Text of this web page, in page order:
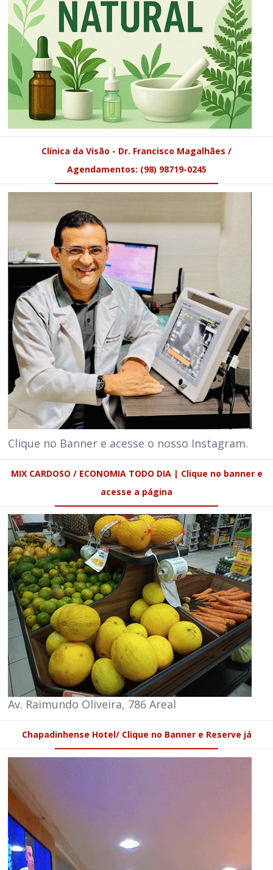
Clínica da Visão - Dr. Francisco Magalhães /
Agendamentos: (98) 98719-0245
Clique no Banner e acesse o nosso Instagram.
MIX CARDOSO / ECONOMIA TODO DIA | Clique no banner e
acesse a página
Av. Raimundo Oliveira, 786 Areal
Chapadinhense Hotel/ Clique no Banner e Reserve já